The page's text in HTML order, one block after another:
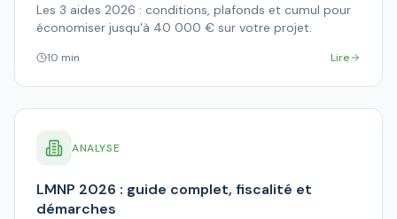
Les 3 aides 2026 : conditions, plafonds et cumul pour
économiser jusqu'à 40 000 € sur votre projet.
10 min Lire
ANALYSE
LMNP 2026 : guide complet, fiscalité et
démarches